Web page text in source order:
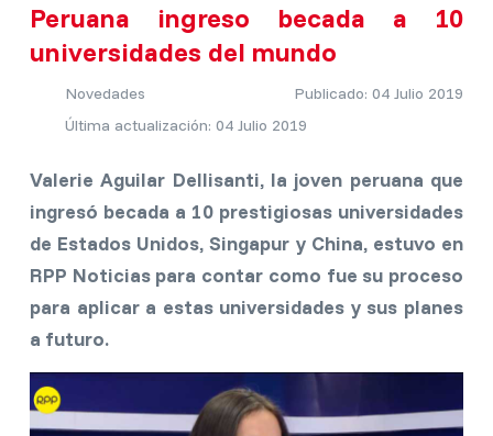
Peruana ingreso becada a 10
universidades del mundo
Novedades
Publicado: 04 Julio 2019
Última actualización: 04 Julio 2019
Valerie Aguilar Dellisanti, la joven peruana que
ingresó becada a 10 prestigiosas universidades
de Estados Unidos, Singapur y China, estuvo en
RPP Noticias para contar como fue su proceso
para aplicar a estas universidades y sus planes
a futuro.